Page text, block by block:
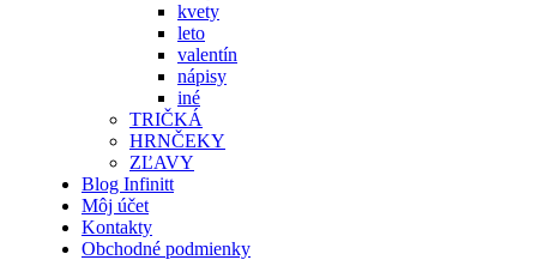
kvety
leto
valentín
nápisy
iné
TRIČKÁ
HRNČEKY
ZĽAVY
Blog Infinitt
Môj účet
Kontakty
Obchodné podmienky